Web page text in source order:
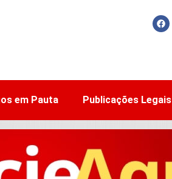
em Pauta Publicações Legais